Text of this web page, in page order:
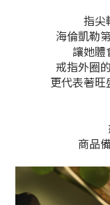
指尖
海倫凱勒
讓她體
戒指外圈
更代表著
商品